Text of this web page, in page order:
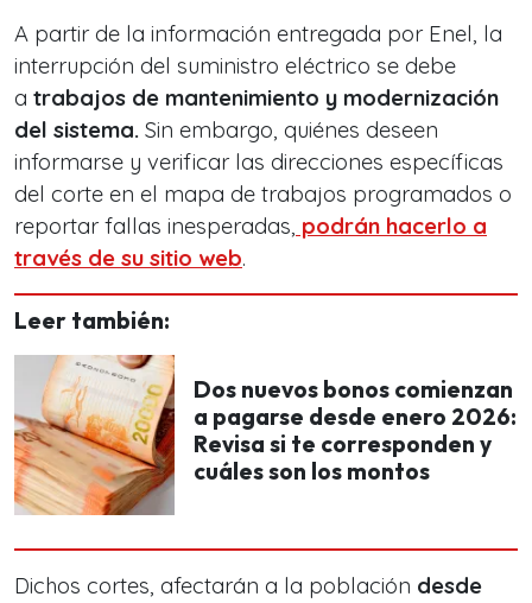
A partir de la información entregada por Enel, la
interrupción del suministro eléctrico se debe
a trabajos de mantenimiento y modernización
del sistema. Sin embargo, quiénes deseen
informarse y verificar las direcciones específicas
del corte en el mapa de trabajos programados o
reportar fallas inesperadas, podrán hacerlo a
través de su sitio web.
Leer también:
Dos nuevos bonos comienzan
a pagarse desde enero 2026:
Revisa si te corresponden y
cuáles son los montos
Dichos cortes, afectarán a la población desde